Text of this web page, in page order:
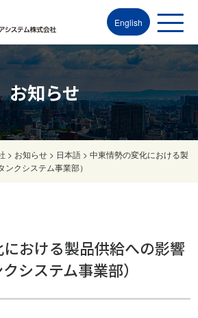
English
お知らせ
> お知らせ > 日本語 >中東情勢の変化における製
クシステム事業部）
おける製品供給への影響
システム事業部）